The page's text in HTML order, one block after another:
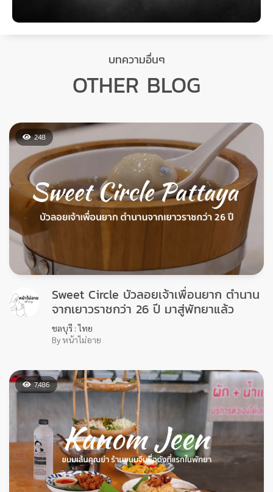
เขียนโดย หน้าไม่อาย
28/02/2021
เป็นคนชอบตะลุยคาเฟ่ ชอบเที่ยว ชอบกิน และชอบถ่ายรูปเป็นชีวิต
จิตใจ เลยอยากจะทำเป็นคอนเท้นเพื่อบอกต่อประสบการณ์ดีๆ
สถานที่สวยๆดีๆ และจะได้เก็บความทรงจำเหล่านั้นไว้ด้วยว่าครั้งนึง
เราก็เคยได้ไปมาแล้ว : )